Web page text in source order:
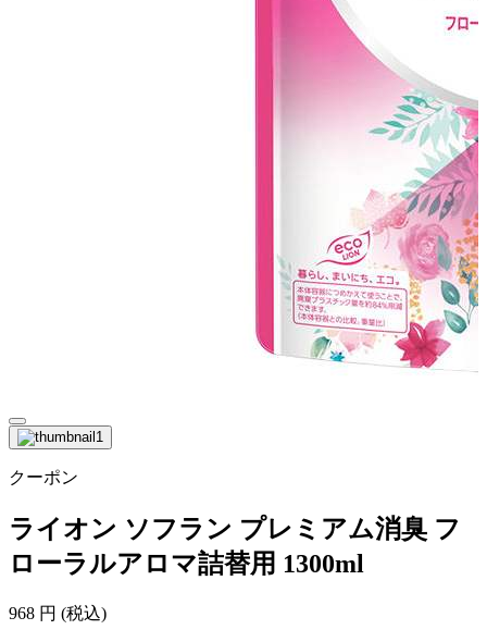
クーポン
ライオン ソフラン プレミアム消臭 フ
ローラルアロマ詰替用 1300ml
968 円 (税込)